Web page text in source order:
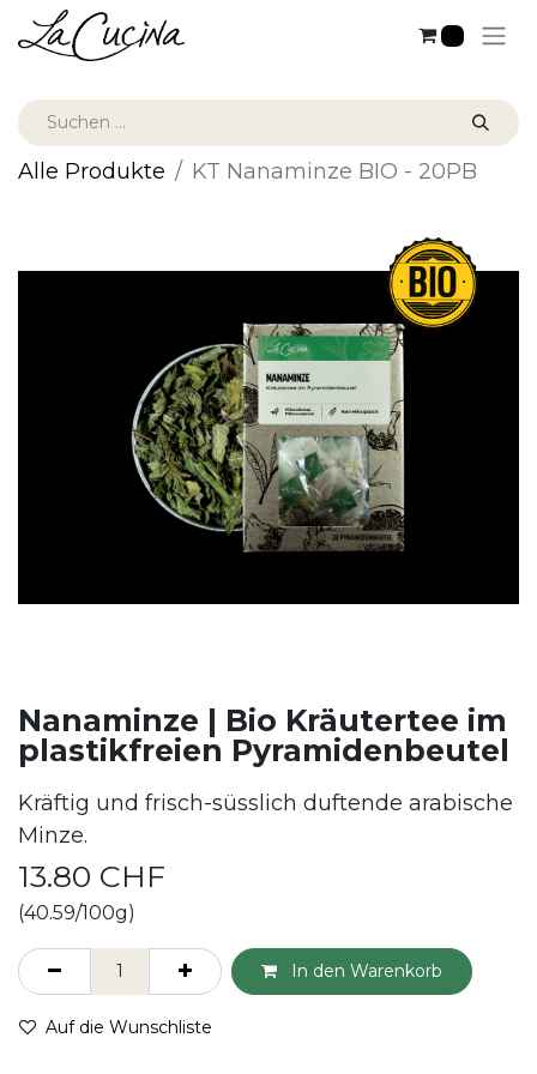
Alle Produkte KT Nanaminze BIO - 20PB
Nanaminze | Bio Kräutertee im
plastikfreien Pyramidenbeutel
Kräftig und frisch-süsslich duftende arabische
Minze.
13.80 CHF
(40.59/100g)
In den Warenkorb
Auf die Wunschliste